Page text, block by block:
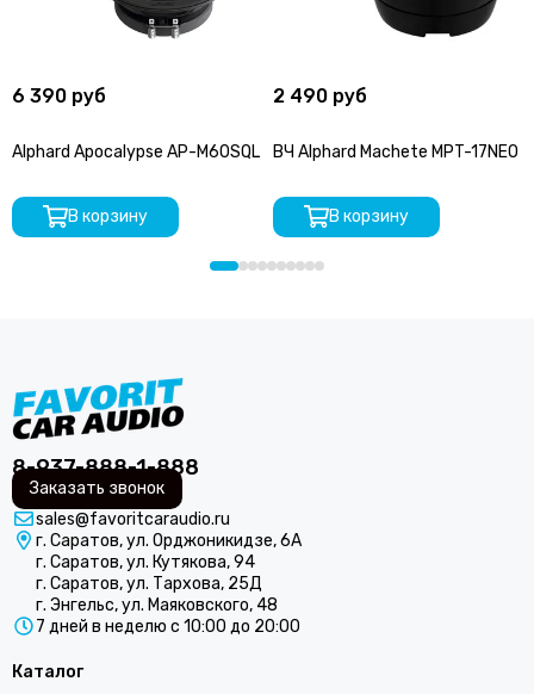
TEYES
TSA
URAL
Vibe
6 390 руб
Alphard Apocalypse AP-M60SQL
В корзину
2 490 руб
ВЧ Alphard Machete MPT-17NEO
В корзину
8-937-888-1-888
Заказать звонок
sales@favoritcaraudio.ru
г. Саратов, ул. Орджоникидзе, 6А
г. Саратов, ул. Кутякова, 94
г. Саратов, ул. Тархова, 25Д
г. Энгельс, ул. Маяковского, 48
7 дней в неделю с 10:00 до 20:00
Каталог